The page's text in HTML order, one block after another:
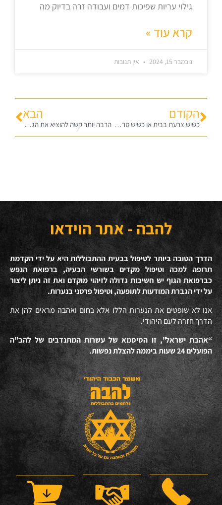
גילוי עריות שפיכות דמים ועבודה זרה בדיוק מה
קרא עוד »
נובמבר 15, 2024 אין תגובות
הקודם
כשיש צרעת בבית או כשיש סרטן בגוף לא מדברים איתם אלא חותכים ומעיפים – לפרשת מצורע תשפב
הבא
הרבה יותר קשה להוציא את הגלות מעם ישראל מאשר את עם ישראל מהגלות. לשביעי של פסח תשפ"ב
להבה - אתר הוידאו
הדרך הטובה ביותר לטיפול בבעית ההתבוללות היא על ידי הקדמת
תרופה למכה וטיפול מקדים בשורשי הבעיה, ברפואת הנפש
כברפואת הגוף יש חשיבות גדולה לזיהוי מוקדם ואת זה ניתן ליצור
על ידי הגברת המודעות לתופעה, וטיפול פרטני בנערות.
אנו לא שופטים את הנערות הללו אלא בחום ואהבה מראים להן את
הדרך חזרה לעם היהודי.
“אהבת ישראל", זו הסיסמא של עשרות המתנדבים של להב"ה
הפועלים 24 שעות ביממה להצלת נפשות.